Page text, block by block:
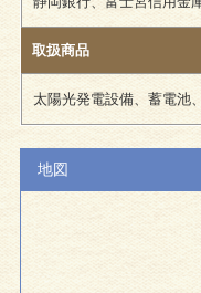
取扱商品
太陽光発電設備、蓄電池
地図